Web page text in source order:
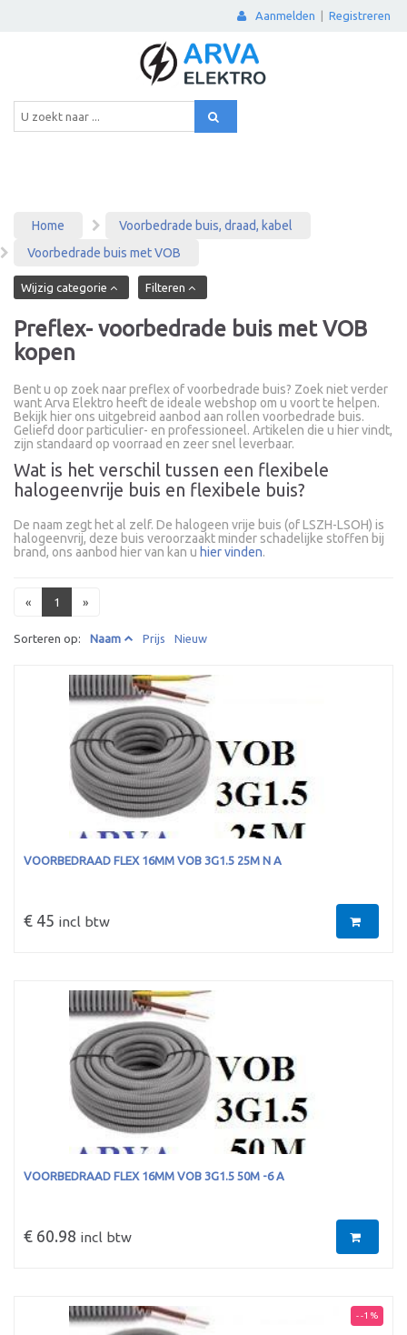
Aanmelden Registreren
Home
Voorbedrade buis, draad, kabel
Voorbedrade buis met VOB
Wijzig categorie Filteren
Preflex- voorbedrade buis met VOB
kopen
Bent u op zoek naar preflex of voorbedrade buis? Zoek niet verder
want Arva Elektro heeft de ideale webshop om u voort te helpen.
Bekijk hier ons uitgebreid aanbod aan rollen voorbedrade buis.
Geliefd door particulier- en professioneel. Artikelen die u hier vindt,
zijn standaard op voorraad en zeer snel leverbaar.
Wat is het verschil tussen een flexibele
halogeenvrije buis en flexibele buis?
De naam zegt het al zelf. De halogeen vrije buis (of LSZH-LSOH) is
halogeenvrij, deze buis veroorzaakt minder schadelijke stoffen bij
brand, ons aanbod hier van kan u hier vinden.
« 1 »
Sorteren op: Naam Prijs Nieuw
VOORBEDRAAD FLEX 16MM VOB 3G1.5 25M N A
€ 45 incl btw
VOORBEDRAAD FLEX 16MM VOB 3G1.5 50M -6 A
€ 60.98 incl btw
- -1 %